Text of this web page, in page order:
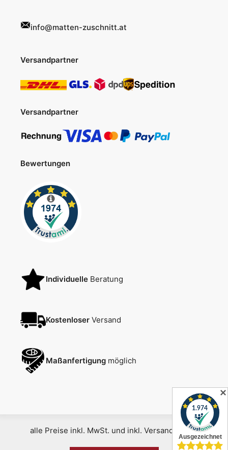
info@matten-zuschnitt.at
Versandpartner
Versandpartner
Bewertungen
Individuelle Beratung
Kostenloser Versand
Maßanfertigung möglich
alle Preise inkl. MwSt. und inkl. Versandkosten
✕